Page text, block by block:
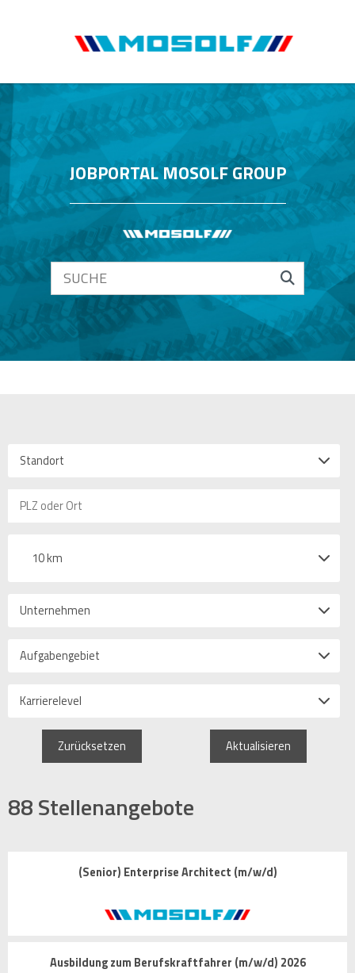
JOBPORTAL MOSOLF GROUP
Standort
10 km
Unternehmen
Aufgabengebiet
Karrierelevel
Zurücksetzen Aktualisieren
88Stellenangebote
(Senior) Enterprise Architect (m/w/d)
Ausbildung zum Berufskraftfahrer (m/w/d) 2026